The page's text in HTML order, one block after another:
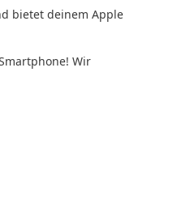
bietet deinem Apple
Wir